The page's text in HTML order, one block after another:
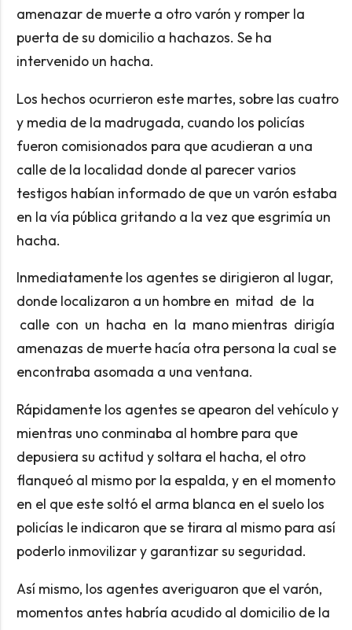
amenazar de muerte a otro varón y romper la
puerta de su domicilio a hachazos. Se ha
intervenido un hacha.
Los hechos ocurrieron este martes, sobre las cuatro
y media de la madrugada, cuando los policías
fueron comisionados para que acudieran a una
calle de la localidad donde al parecer varios
testigos habían informado de que un varón estaba
en la vía pública gritando a la vez que esgrimía un
hacha.
Inmediatamente los agentes se dirigieron al lugar,
donde localizaron a un hombre en mitad de la
calle con un hacha en la mano mientras dirigía
amenazas de muerte hacía otra persona la cual se
encontraba asomada a una ventana.
Rápidamente los agentes se apearon del vehículo y
mientras uno conminaba al hombre para que
depusiera su actitud y soltara el hacha, el otro
flanqueó al mismo por la espalda, y en el momento
en el que este soltó el arma blanca en el suelo los
policías le indicaron que se tirara al mismo para así
poderlo inmovilizar y garantizar su seguridad.
Así mismo, los agentes averiguaron que el varón,
momentos antes habría acudido al domicilio de la